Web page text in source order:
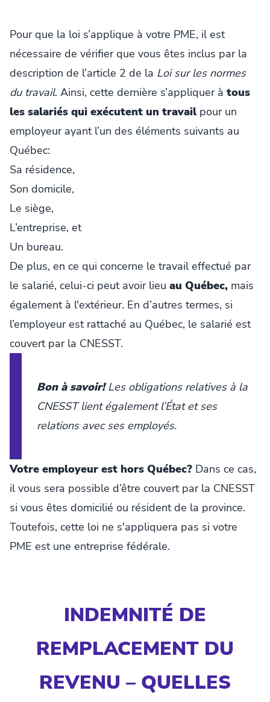
Pour que la loi s’applique à votre PME, il est
nécessaire de vérifier que vous êtes inclus par la
description de l’article 2 de la Loi sur les normes
du travail. Ainsi, cette dernière s’appliquer à tous
les salariés qui exécutent un travail pour un
employeur ayant l’un des éléments suivants au
Québec:
Sa résidence,
Son domicile,
Le siège,
L’entreprise, et
Un bureau.
De plus, en ce qui concerne le travail effectué par
le salarié, celui-ci peut avoir lieu au Québec, mais
également à l'extérieur. En d’autres termes, si
l’employeur est rattaché au Québec, le salarié est
couvert par la CNESST.
Bon à savoir!Les obligations relatives à la
CNESST lient également l’État et ses
relations avec ses employés.
Votre employeur est hors Québec? Dans ce cas,
il vous sera possible d’être couvert par la CNESST
si vous êtes domicilié ou résident de la province.
Toutefois, cette loi ne s'appliquera pas si votre
PME est une entreprise fédérale.
INDEMNITÉ DE
REMPLACEMENT DU
REVENU – QUELLES